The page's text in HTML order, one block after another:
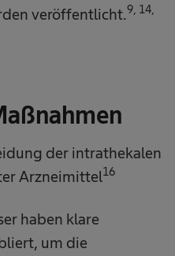
veröffentlicht.9, 14,
der intrathekalen
Arzneimittel16
haben klare
um die